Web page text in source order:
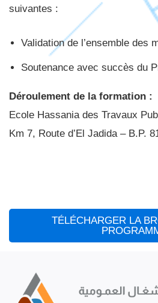
suivantes :
Validation de l’ensemble des
Soutenance avec succès du
Déroulement de la formation :
Ecole Hassania des Travaux
Km 7, Route d’El Jadida – B.P.
TÉLÉCHARGER LA